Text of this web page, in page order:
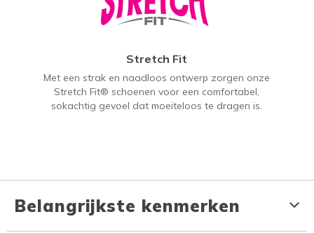
Stretch Fit
Met een strak en naadloos ontwerp zorgen onze
Stretch Fit® schoenen voor een comfortabel,
sokachtig gevoel dat moeiteloos te dragen is.
Belangrijkste kenmerken